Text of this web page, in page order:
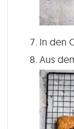
In den
Aus